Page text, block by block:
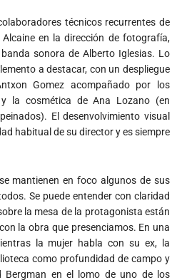
técnicos recurrentes de
en la dirección de fotografía,
sonora de Alberto Iglesias. Lo
a destacar, con un despliegue
Gomez acompañado por los
la cosmética de Ana Lozano (en
El desenvolvimiento visual
habitual de su director y es siempre
mantienen en foco algunos de sus
Se puede entender con claridad
la mesa de la protagonista están
la obra que presenciamos. En una
la mujer habla con su ex, la
como profundidad de campo y
Bergman en el lomo de uno de los